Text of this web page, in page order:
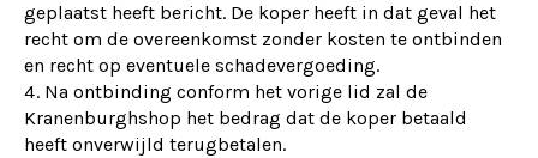
geplaatst heeft bericht. De koper heeft in dat geval het
recht om de overeenkomst zonder kosten te ontbinden
en recht op eventuele schadevergoeding.
Na ontbinding conform het vorige lid zal de
Kranenburghshop het bedrag dat de koper betaald
heeft onverwijld terugbetalen.